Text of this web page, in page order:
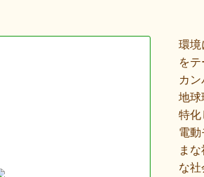
環境
を
カン
地球
特化
電
ま
な社